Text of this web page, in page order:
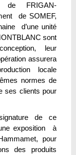
de FRIGAN-
de SOMEF,
d’une unité
sont
leur
assurera
locale
normes de
ses clients pour
de ce
exposition à
pour
des produits